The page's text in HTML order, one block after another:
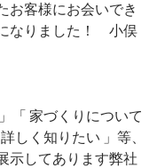
お客様にお会いでき
なりました！ 小俣
「 家づくりについて
しく知りたい 」等、
示してあります弊社